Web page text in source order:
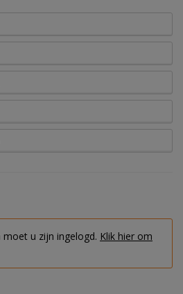
u zijn ingelogd. Klik hier om